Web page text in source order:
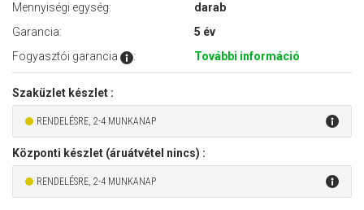
Mennyiségi egység:
darab
Garancia:
5 év
Fogyasztói garancia
: További információ
Szaküzlet készlet :
RENDELÉSRE, 2-4 MUNKANAP
Központi készlet (áruátvétel nincs) :
RENDELÉSRE, 2-4 MUNKANAP